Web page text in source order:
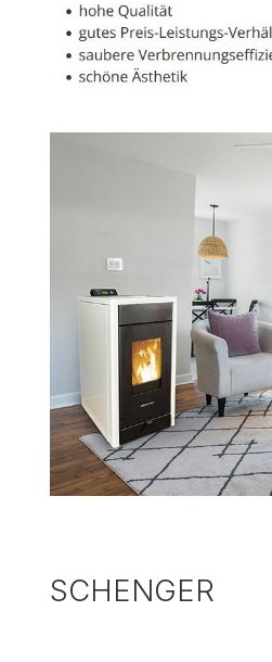
SCHENGER